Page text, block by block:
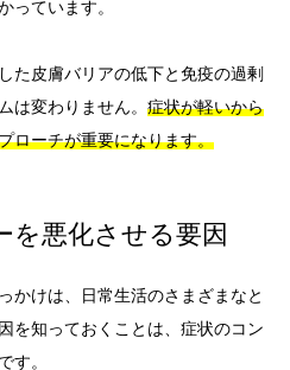
っています。
た皮膚バリアの低下と免疫の過剰
は変わりません。 症状が軽いから
ローチが重要になります。
を悪化させる要因
かけは、日常生活のさまざまなと
を知っておくことは、症状のコン
す。